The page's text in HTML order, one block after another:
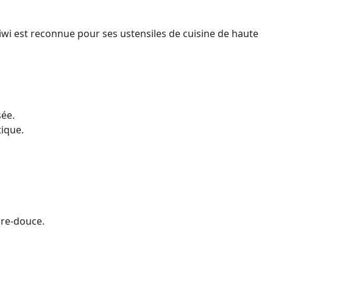
est reconnue pour ses ustensiles de cuisine de haute
douce.